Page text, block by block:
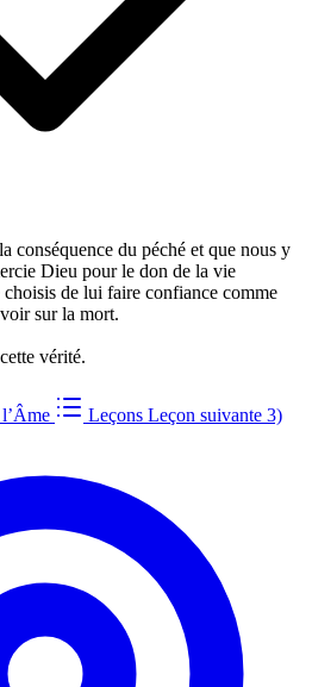
conséquence du péché et que nous y
Dieu pour le don de la vie
choisis de lui faire confiance comme
sur la mort.
vérité.
Leçons Leçon suivante 3)